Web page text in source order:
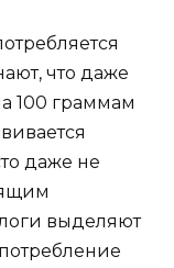
что даже
100 граммам
даже не
выделяют